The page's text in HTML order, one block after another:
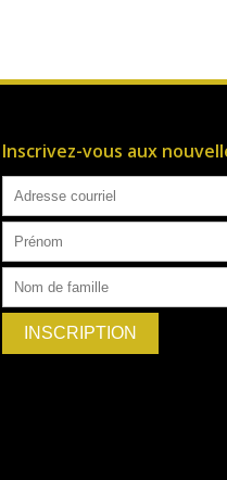
Inscrivez-vous aux